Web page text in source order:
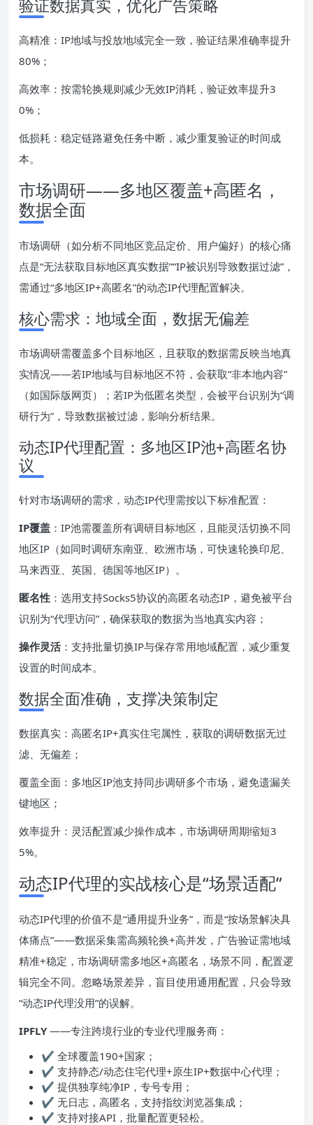
验证数据真实，优化广告策略
高精准：IP地域与投放地域完全一致，验证结果准确率提升
80%；
高效率：按需轮换规则减少无效IP消耗，验证效率提升3
0%；
低损耗：稳定链路避免任务中断，减少重复验证的时间成
本。
市场调研——多地区覆盖+高匿名，
数据全面
市场调研（如分析不同地区竞品定价、用户偏好）的核心痛
点是“无法获取目标地区真实数据”“IP被识别导致数据过滤”，
需通过“多地区IP+高匿名”的动态IP代理配置解决。
核心需求：地域全面，数据无偏差
市场调研需覆盖多个目标地区，且获取的数据需反映当地真
实情况——若IP地域与目标地区不符，会获取“非本地内容”
（如国际版网页）；若IP为低匿名类型，会被平台识别为“调
研行为”，导致数据被过滤，影响分析结果。
动态IP代理配置：多地区IP池+高匿名协
议
针对市场调研的需求，动态IP代理需按以下标准配置：
IP覆盖 ：IP池需覆盖所有调研目标地区，且能灵活切换不同
地区IP（如同时调研东南亚、欧洲市场，可快速轮换印尼、
马来西亚、英国、德国等地区IP）。
匿名性 ：选用支持Socks5协议的高匿名动态IP，避免被平台
识别为“代理访问”，确保获取的数据为当地真实内容；
操作灵活：支持批量切换IP与保存常用地域配置，减少重复
设置的时间成本。
数据全面准确，支撑决策制定
数据真实：高匿名IP+真实住宅属性，获取的调研数据无过
滤、无偏差；
覆盖全面：多地区IP池支持同步调研多个市场，避免遗漏关
键地区；
效率提升：灵活配置减少操作成本，市场调研周期缩短3
5%。
动态IP代理的实战核心是“场景适配”
动态IP代理的价值不是“通用提升业务”，而是“按场景解决具
体痛点”——数据采集需高频轮换+高并发，广告验证需地域
精准+稳定，市场调研需多地区+高匿名，场景不同，配置逻
辑完全不同。忽略场景差异，盲目使用通用配置，只会导致
“动态IP代理没用”的误解。
IPFLY ——专注跨境行业的专业代理服务商：
✔ 全球覆盖190+国家；
✔ 支持静态/动态住宅代理+原生IP+数据中心代理；
✔ 提供独享纯净IP，专号专用；
✔ 无日志，高匿名，支持指纹浏览器集成；
✔ 支持对接API，批量配置更轻松。